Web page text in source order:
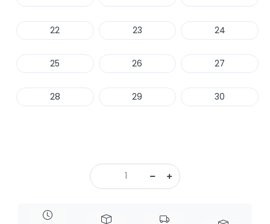
22 23 24
25 26 27
28 29 30